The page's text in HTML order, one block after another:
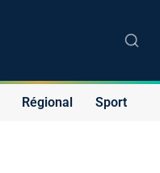
Régional Sport